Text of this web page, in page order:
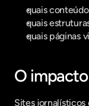
quais
quais
quais páginas
O
Sites